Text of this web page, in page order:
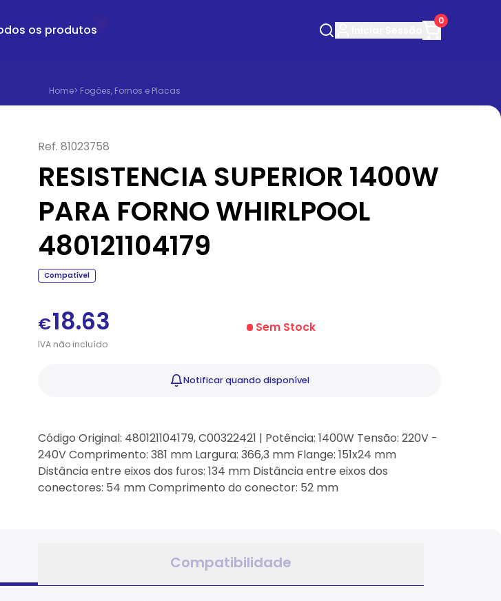
os produtos
0
Home> Fogões, Fornos e Placas
Ref. 81023758
RESISTENCIA SUPERIOR 1400W
PARA FORNO WHIRLPOOL
480121104179
Compatível
€18.63
IVAnãoincluído
Sem Stock
Notificarquando disponível
Código Original: 480121104179, C00322421 | Potência: 1400W Tensão: 220V -
240V Comprimento: 381 mm Largura: 366,3 mm Flange: 151x24 mm
Distância entre eixos dos furos: 134 mm Distância entre eixos dos
conectores: 54 mm Comprimento do conector: 52 mm
Compatibilidade